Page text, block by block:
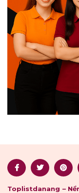
Toplistdanang –